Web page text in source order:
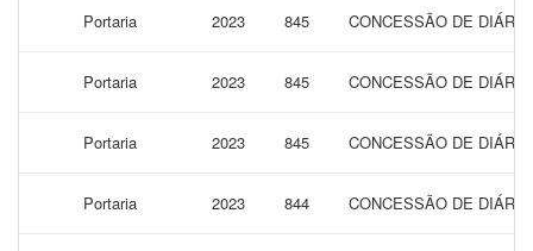
Portaria 2023 845 CONCESSÃO DE
Portaria 2023 845 CONCESSÃO DE
Portaria 2023 845 CONCESSÃO DE
Portaria 2023 844 CONCESSÃO DE